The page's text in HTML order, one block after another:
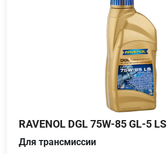
RAVENOL DGL 75W-85 GL-5 LS
Для трансмиссии